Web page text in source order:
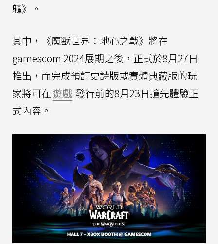
軀》。
其中，《魔獸世界：地心之戰》將在
gamescom 2024展期之後，正式於8月27日
推出，而完成預訂史詩版或實體典藏版的玩
家將可在遊戲 發行前的8月23日搶先體驗正
式內容。